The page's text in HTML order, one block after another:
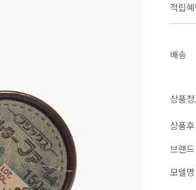
적립혜
배송
상품정
상품후
브랜드
모델명